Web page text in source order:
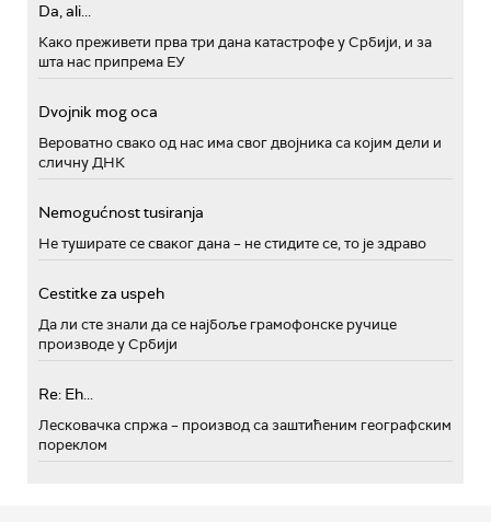
Da, ali...
Како преживети прва три дана катастрофе у Србији, и за
шта нас припрема ЕУ
Dvojnik mog oca
Вероватно свако од нас има свог двојника са којим дели и
сличну ДНК
Nemogućnost tusiranja
Не туширате се сваког дана – не стидите се, то је здраво
Cestitke za uspeh
Да ли сте знали да се најбоље грамофонске ручице
производе у Србији
Re: Eh...
Лесковачка спржа – производ са заштићеним географским
пореклом